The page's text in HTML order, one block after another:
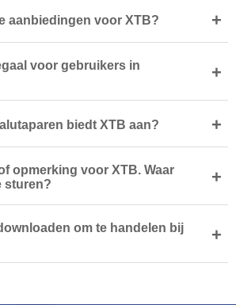
aanbiedingen voor XTB? +
voor gebruikers in
+
biedt XTB aan? +
opmerking voor XTB. Waar
sturen?
+
om te handelen bij
+